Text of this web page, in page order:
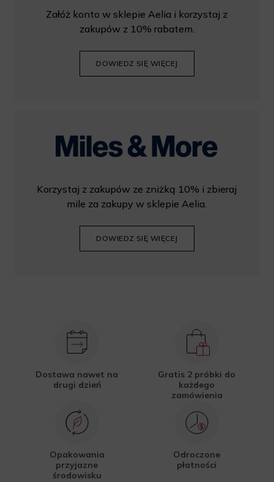
Załóż konto w sklepie Aelia i korzystaj z
zakupów z 10% rabatem.
DOWIEDZ SIĘ WIĘCEJ
Korzystaj z zakupów ze zniżką 10% i zbieraj
mile za zakupy w sklepie Aelia.
DOWIEDZ SIĘ WIĘCEJ
Dostawa nawet na
drugi dzień
Gratis 2 próbki do
każdego
zamówienia
Opakowania
przyjazne
środowisku
Odroczone
płatności